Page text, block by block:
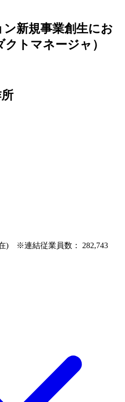
新規事業創生にお
トマネージャ）
在) ※連結従業員数： 282,743